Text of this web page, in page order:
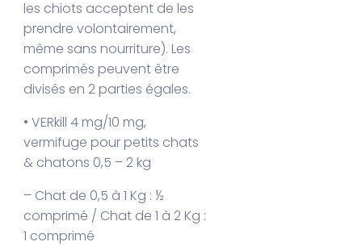
les chiots acceptent de les
prendre volontairement,
même sans nourriture). Les
comprimés peuvent être
divisés en 2 parties égales.
• VERkill 4 mg/10 mg,
vermifuge pour petits chats
& chatons 0,5 – 2 kg
– Chat de 0,5 à 1 Kg : ½
comprimé / Chat de 1 à 2 Kg :
1 comprimé